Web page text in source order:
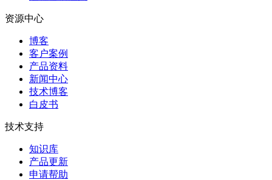
资源中心
博客
客户案例
产品资料
新闻中心
技术博客
白皮书
技术支持
知识库
产品更新
申请帮助